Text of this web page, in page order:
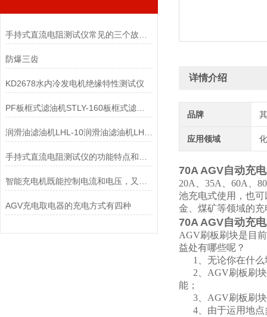
详情介绍
品牌
应用领域
70A AGV自动充
20A、35A、60A、
池充电式使用，也
金、煤矿等领域的充
70A AGV自动充
AGV刷板刷块是目
益处有哪些呢？
1、无论你在什么
2、AGV刷板刷块
能；
3、AGV刷板刷块
4、由于运用地点
防爆三齿
KD2678水内冷发电机绝缘特性测试仪
PF板框式滤油机STLY-160板框式滤油机
AGV充电取电器的充电方式有四种